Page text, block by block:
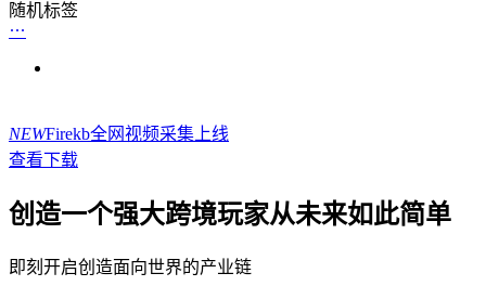
随机标签
NEWFirekb全网视频采集上线
查看下载
创造一个强大跨境玩家从未来如此简单
即刻开启创造面向世界的产业链